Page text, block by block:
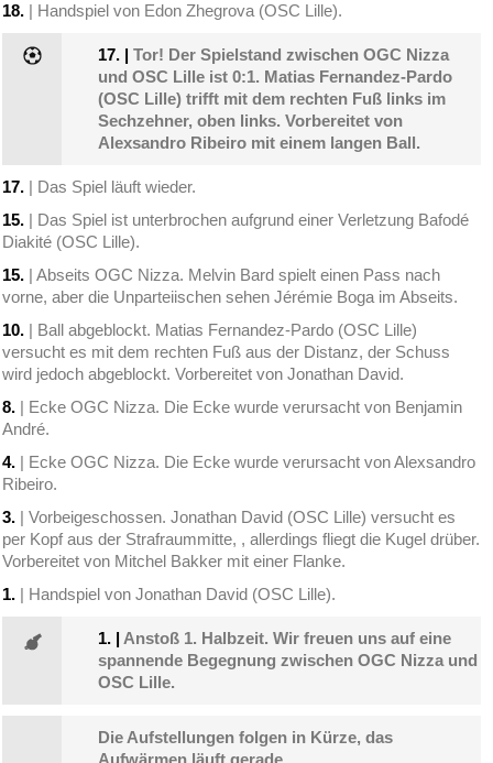
18. | Handspiel von Edon Zhegrova (OSC Lille).
17. |Tor! Der Spielstand zwischen OGC Nizza
und OSC Lille ist 0:1. Matias Fernandez-Pardo
(OSC Lille) trifft mit dem rechten Fuß links im
Sechzehner, oben links. Vorbereitet von
Alexsandro Ribeiro mit einem langen Ball.
17. | Das Spiel läuft wieder.
15. | Das Spiel ist unterbrochen aufgrund einer Verletzung Bafodé
Diakité (OSC Lille).
15. | Abseits OGC Nizza. Melvin Bard spielt einen Pass nach
vorne, aber die Unparteiischen sehen Jérémie Boga im Abseits.
10. | Ball abgeblockt. Matias Fernandez-Pardo (OSC Lille)
versucht es mit dem rechten Fuß aus der Distanz, der Schuss
wird jedoch abgeblockt. Vorbereitet von Jonathan David.
8. | Ecke OGC Nizza. Die Ecke wurde verursacht von Benjamin
André.
4. | Ecke OGC Nizza. Die Ecke wurde verursacht von Alexsandro
Ribeiro.
3. | Vorbeigeschossen. Jonathan David (OSC Lille) versucht es
per Kopf aus der Strafraummitte, , allerdings fliegt die Kugel drüber.
Vorbereitet von Mitchel Bakker mit einer Flanke.
1. | Handspiel von Jonathan David (OSC Lille).
1. | Anstoß 1. Halbzeit. Wir freuen uns auf eine
spannende Begegnung zwischen OGC Nizza und
OSC Lille.
Die Aufstellungen folgen in Kürze, das